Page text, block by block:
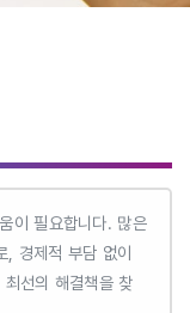
이 필요합니다. 많은
, 경제적 부담 없이
선의 해결책을 찾